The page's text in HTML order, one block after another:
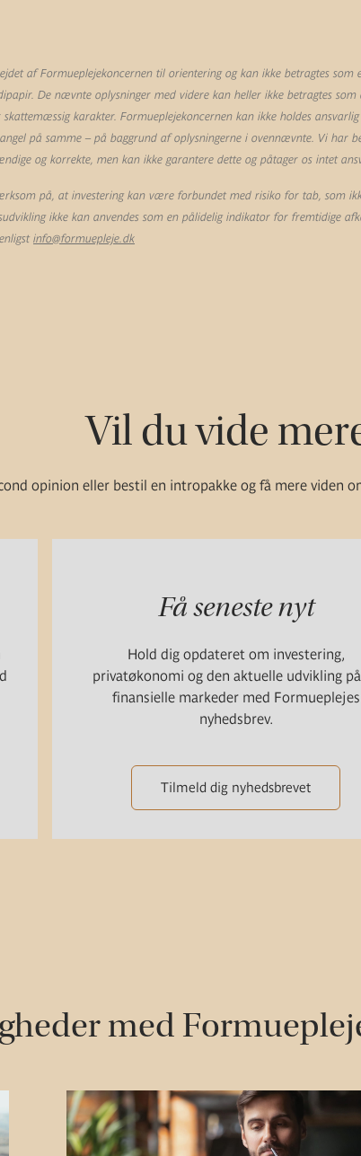
af Formueplejekoncernen til orientering og kan ikke betragtes
De nævnte oplysninger med videre kan heller ikke betragtes
skattemæssig karakter. Formueplejekoncernen kan ikke holdes
på samme – på baggrund af oplysningerne i ovennævnte. Vi har
og korrekte, men kan ikke garantere dette og påtager os intet
på, at investering kan være forbundet med risiko for tab, som
ikke kan anvendes som en pålidelig indikator for fremtidige
info@formuepleje.dk
Vil du vide
opinion eller bestil en intropakke og få mere viden
Få seneste nyt
Hold dig opdateret om investering,
privatøkonomi og den aktuelle udvikling
finansielle markeder med Formueplejes
nyhedsbrev.
Tilmeld dig nyhedsbrevet
med